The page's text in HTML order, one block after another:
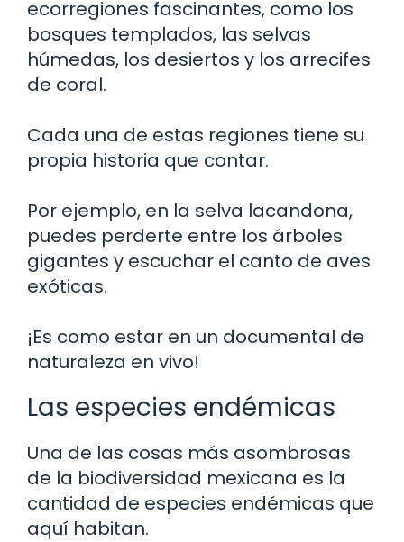
ecorregiones fascinantes, como los
bosques templados, las selvas
húmedas, los desiertos y los arrecifes
de coral.
Cada una de estas regiones tiene su
propia historia que contar.
Por ejemplo, en la selva lacandona,
puedes perderte entre los árboles
gigantes y escuchar el canto de aves
exóticas.
¡Es como estar en un documental de
naturaleza en vivo!
Las especies endémicas
Una de las cosas más asombrosas
de la biodiversidad mexicana es la
cantidad de especies endémicas que
aquí habitan.